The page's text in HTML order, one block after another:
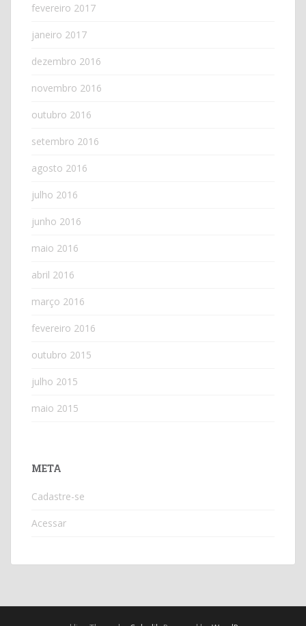
fevereiro 2017
janeiro 2017
dezembro 2016
novembro 2016
outubro 2016
setembro 2016
agosto 2016
julho 2016
junho 2016
maio 2016
abril 2016
março 2016
fevereiro 2016
outubro 2015
julho 2015
maio 2015
META
Cadastre-se
Acessar